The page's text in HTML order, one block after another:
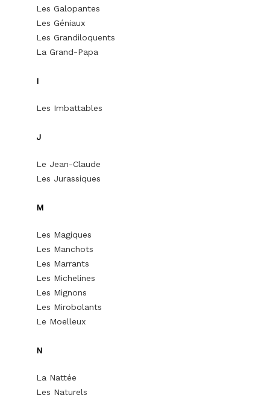
Les Galopantes
Les Géniaux
Les Grandiloquents
La Grand-Papa
I
Les Imbattables
J
Le Jean-Claude
Les Jurassiques
M
Les Magiques
Les Manchots
Les Marrants
Les Michelines
Les Mignons
Les Mirobolants
Le Moelleux
N
La Nattée
Les Naturels